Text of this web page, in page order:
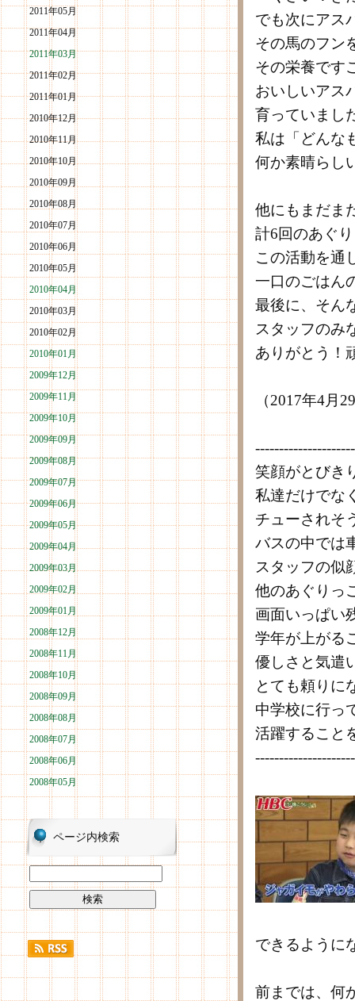
2011年05月
2011年04月
2011年03月
2011年02月
2011年01月
2010年12月
2010年11月
2010年10月
2010年09月
2010年08月
2010年07月
2010年06月
2010年05月
2010年04月
2010年03月
2010年02月
2010年01月
2009年12月
2009年11月
2009年10月
2009年09月
2009年08月
2009年07月
2009年06月
2009年05月
2009年04月
2009年03月
2009年02月
2009年01月
2008年12月
2008年11月
2008年10月
2008年09月
2008年08月
2008年07月
2008年06月
2008年05月
ページ内検索
でも次にアス
その馬のフン
その栄養です
おいしいアス
育っていまし
私は「どんな
何か素晴らし
他にもまだま
計6回のあぐ
この活動を通
一口のごはん
最後に、そん
スタッフのみ
ありがとう！
（2017年4月
笑顔がとびき
私達だけでな
チューされそ
バスの中では
スタッフの似
他のあぐりっ
画面いっぱい
学年が上がる
優しさと気遣
とても頼りに
中学校に行っ
活躍すること
できるように
前までは、何